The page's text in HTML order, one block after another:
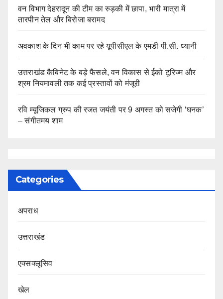
वन विभाग देहरादून की टीम का रुड़की में छापा, भारी मात्रा में
तारपीन तेल और बिरोजा बरामद
अवकाश के दिन भी काम पर रहे यूपीसीएल के एमडी पी.सी. ध्यानी
उत्तराखंड कैबिनेट के बड़े फैसले, वन विकास से ईको टूरिज्म और
श्रम नियमावली तक कई प्रस्तावों को मंजूरी
रवि म्यूजिकल ग्रुप की रजत जयंती पर 9 अगस्त को सजेगी ‘घनक’
– संगीतमय शाम
Categories
अपराध
उत्तराखंड
एक्सक्लूसिव
खेल